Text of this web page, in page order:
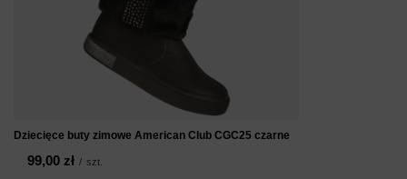
Dziecięce buty zimowe American Club CGC25 czarne
99,00 zł / szt.